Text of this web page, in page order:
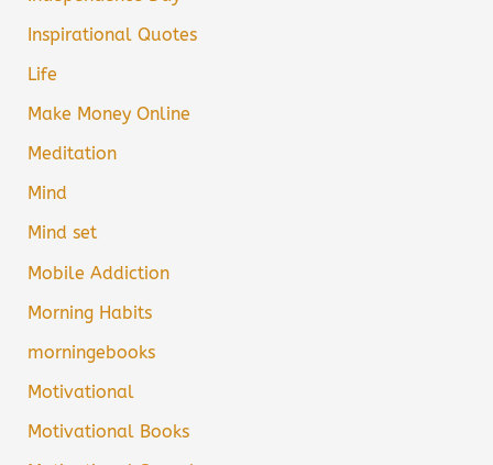
Inspirational Quotes
Life
Make Money Online
Meditation
Mind
Mind set
Mobile Addiction
Morning Habits
morningebooks
Motivational
Motivational Books